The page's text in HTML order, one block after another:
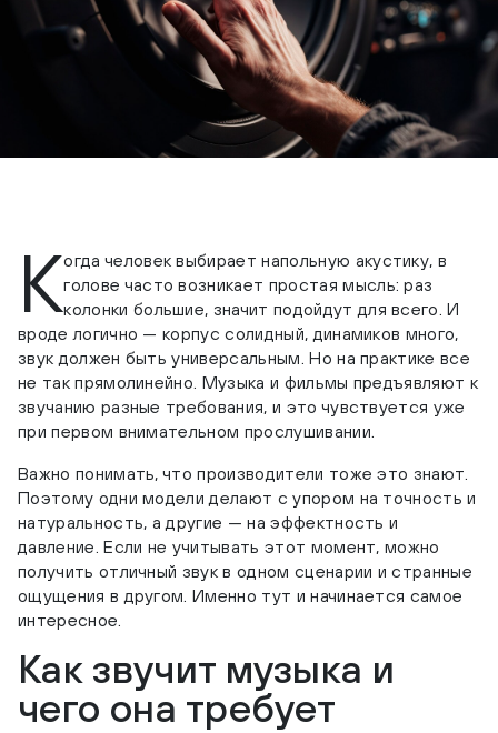
Когда человек выбирает напольную акустику, в
голове часто возникает простая мысль: раз
колонки большие, значит подойдут для всего. И
вроде логично — корпус солидный, динамиков много,
звук должен быть универсальным. Но на практике все
не так прямолинейно. Музыка и фильмы предъявляют к
звучанию разные требования, и это чувствуется уже
при первом внимательном прослушивании.
Важно понимать, что производители тоже это знают.
Поэтому одни модели делают с упором на точность и
натуральность, а другие — на эффектность и
давление. Если не учитывать этот момент, можно
получить отличный звук в одном сценарии и странные
ощущения в другом. Именно тут и начинается самое
интересное.
Как звучит музыка и
чего она требует